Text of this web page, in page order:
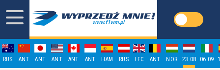
RUS ANT ANT ANT ANT ANT HAM RUS LEC ANT NOR 23.08 06.09